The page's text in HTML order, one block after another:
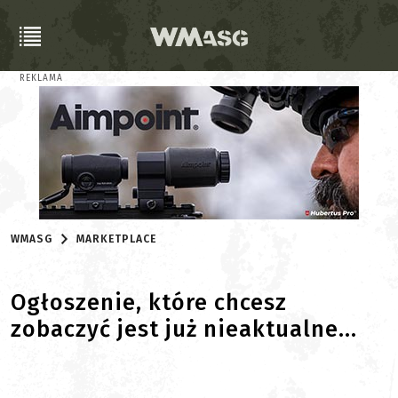
REKLAMA
WMASG MARKETPLACE
Ogłoszenie, które chcesz
zobaczyć jest już nieaktualne...